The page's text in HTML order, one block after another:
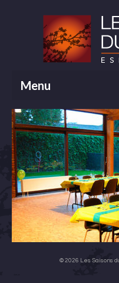
Menu
Accueil
Type
Tarifs
Contact
Galerie
© 2026 Les Saisons